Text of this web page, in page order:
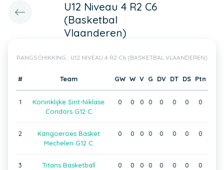
U12 Niveau 4 R2 C6
(Basketbal
Vlaanderen)
RANGSCHIKKING : U12 NIVEAU 4 R2 C6 (BASKETBAL VLAANDEREN)
# Team GW W V G DV DT DS Ptn
1
Koninklijke Sint-Niklase
Condors G12 C
0 0 0 0 0 0 0 0
2
Kangoeroes Basket
Mechelen G12 C
0 0 0 0 0 0 0 0
3
Titans Basketball
0 0 0 0 0 0 0 0